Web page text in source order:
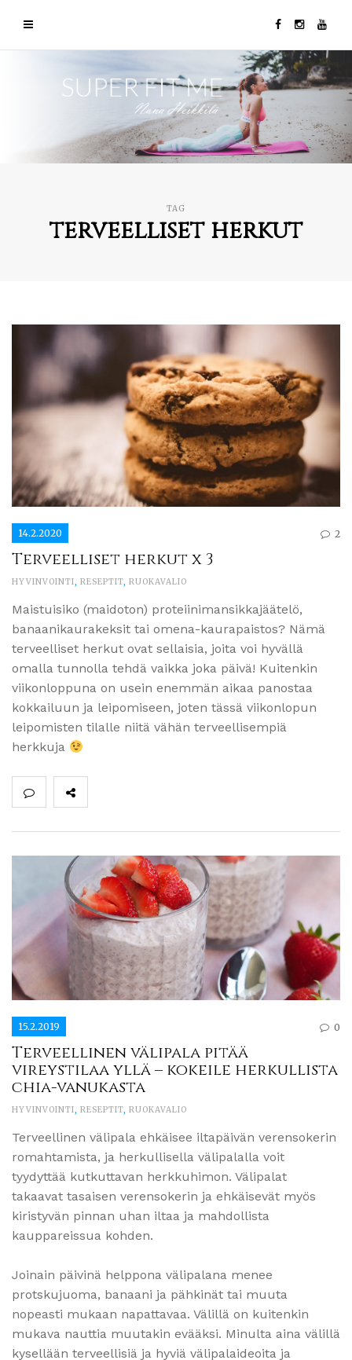
TAG
terveelliset herkut
14.2.2020 2
Terveelliset herkut x 3
HYVINVOINTI, RESEPTIT, RUOKAVALIO
Maistuisiko (maidoton) proteiinimansikkajäätelö,
banaanikaurakeksit tai omena-kaurapaistos? Nämä
terveelliset herkut ovat sellaisia, joita voi hyvällä
omalla tunnolla tehdä vaikka joka päivä! Kuitenkin
viikonloppuna on usein enemmän aikaa panostaa
kokkailuun ja leipomiseen, joten tässä viikonlopun
leipomisten tilalle niitä vähän terveellisempiä
herkkuja
15.2.2019 0
Terveellinen välipala pitää
vireystilaa yllä – kokeile herkullista
chia-vanukasta
HYVINVOINTI, RESEPTIT, RUOKAVALIO
Terveellinen välipala ehkäisee iltapäivän verensokerin
romahtamista, ja herkullisella välipalalla voit
tyydyttää kutkuttavan herkkuhimon. Välipalat
takaavat tasaisen verensokerin ja ehkäisevät myös
kiristyvän pinnan uhan iltaa ja mahdollista
kauppareissua kohden.
Joinain päivinä helppona välipalana menee
protskujuoma, banaani ja pähkinät tai muuta
nopeasti mukaan napattavaa. Välillä on kuitenkin
mukava nauttia muutakin evääksi. Minulta aina välillä
kysellään terveellisiä ja hyviä välipalaideoita ja